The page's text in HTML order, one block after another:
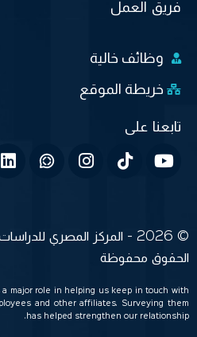
فريق العمل
وظائف خالية
خريطة الموقع
الحقوق محفوظة
a major role in helping us keep in touch with
and other affiliates. Surveying them
has helped strengthen our relationship.